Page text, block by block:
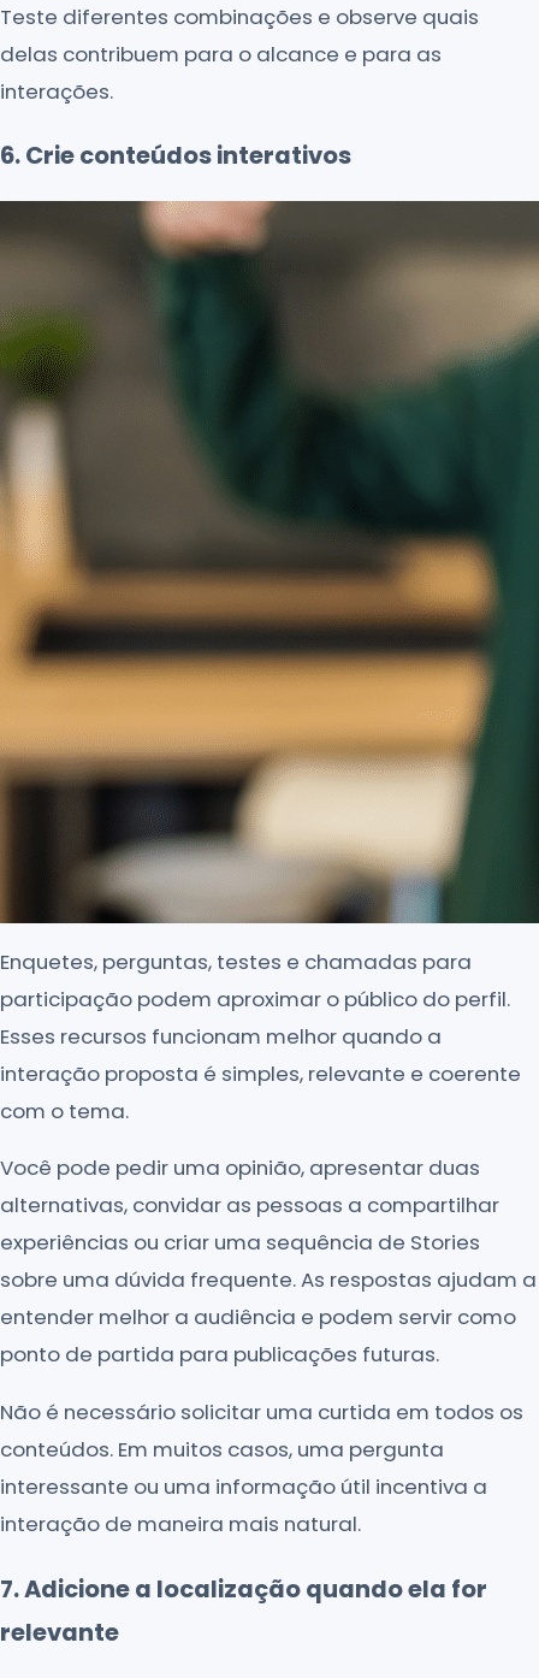
Teste diferentes combinações e observe quais
delas contribuem para o alcance e para as
interações.
6. Crie conteúdos interativos
Enquetes, perguntas, testes e chamadas para
participação podem aproximar o público do perfil.
Esses recursos funcionam melhor quando a
interação proposta é simples, relevante e coerente
com o tema.
Você pode pedir uma opinião, apresentar duas
alternativas, convidar as pessoas a compartilhar
experiências ou criar uma sequência de Stories
sobre uma dúvida frequente. As respostas ajudam a
entender melhor a audiência e podem servir como
ponto de partida para publicações futuras.
Não é necessário solicitar uma curtida em todos os
conteúdos. Em muitos casos, uma pergunta
interessante ou uma informação útil incentiva a
interação de maneira mais natural.
7. Adicione a localização quando ela for
relevante